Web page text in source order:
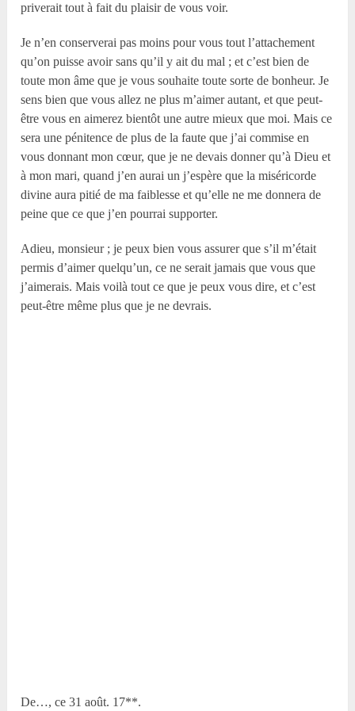
priverait tout à fait du plaisir de vous voir.
Je n’en conserverai pas moins pour vous tout l’attachement
qu’on puisse avoir sans qu’il y ait du mal ; et c’est bien de
toute mon âme que je vous souhaite toute sorte de bonheur. Je
sens bien que vous allez ne plus m’aimer autant, et que peut-
être vous en aimerez bientôt une autre mieux que moi. Mais ce
sera une pénitence de plus de la faute que j’ai commise en
vous donnant mon cœur, que je ne devais donner qu’à Dieu et
à mon mari, quand j’en aurai un j’espère que la miséricorde
divine aura pitié de ma faiblesse et qu’elle ne me donnera de
peine que ce que j’en pourrai supporter.
Adieu, monsieur ; je peux bien vous assurer que s’il m’était
permis d’aimer quelqu’un, ce ne serait jamais que vous que
j’aimerais. Mais voilà tout ce que je peux vous dire, et c’est
peut-être même plus que je ne devrais.
De…, ce 31 août. 17**.